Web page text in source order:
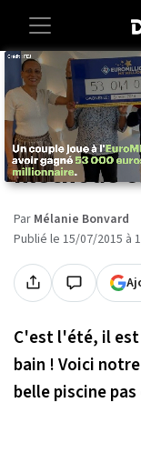
Accueil Maison
super
méthode
Par Mélanie Bonvard
Publié le 15/07/2015 à
C'est l'été, il
bain ! Voici
belle piscine pas